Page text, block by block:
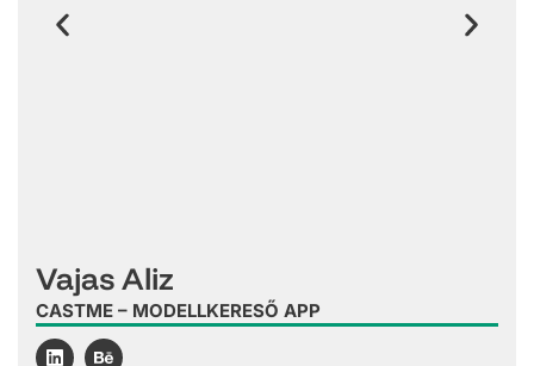
Vajas Aliz
CASTME – MODELLKERESŐ APP